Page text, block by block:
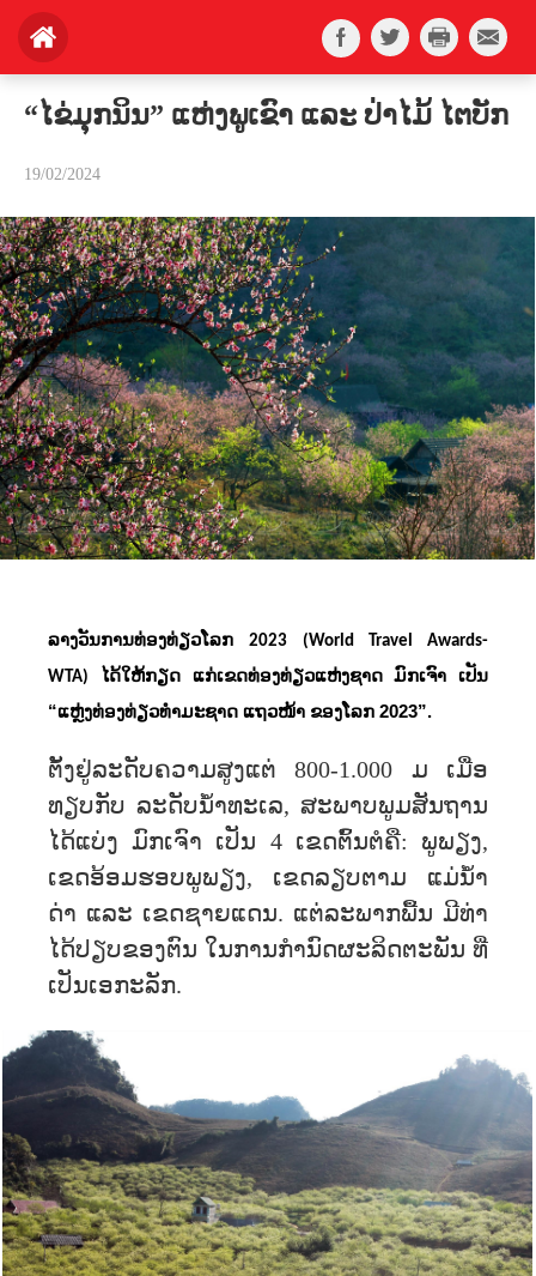
“ໄຂ່ມຸກນິນ” ແຫ່ງພູເຂົາ ແລະ ປ່າໄມ້ ໄຕບັກ
19/02/2024
ລາງວັນການທ່ອງທ່ຽວໂລກ2023 (World Travel Awards-
WTA)
ໄດ້ໃຫ້ກຽດ ແກ່ເຂດທ່ອງທ່ຽວແຫ່ງຊາດ ມົກເຈົາ ເປັນ
“ແຫຼ່ງທ່ອງທ່ຽວທຳມະຊາດ ແຖວໜ້າ ຂອງໂລກ 2023”.
ຕັ້ງຢູ່ລະດັບຄວາມສູງແຕ່ 800-1.000 ມ ເມື່ອ
ທຽບກັບ ລະດັບນ້ຳທະເລ, ສະພາບພູມສັນຖານ
ໄດ້ແບ່ງ ມົກເຈົາ ເປັນ 4 ເຂດຕົ້ນຕໍຄື: ພູພຽງ,
ເຂດອ້ອມຮອບພູພຽງ, ເຂດລຽບຕາມ ແມ່ນ້ຳ
ດ່າ ແລະ ເຂດຊາຍແດນ. ແຕ່​ລະ​ພາກ​ພື້ນ​ ມີ​ທ່າ
ໄດ້ປຽບ​ຂອງ​ຕົນ​ ໃນ​ການກຳນົດ​ຜະ​ລິດ​ຕະ​ພັນ ທີ່​
ເປັນ​ເອ​ກະ​ລັກ​.